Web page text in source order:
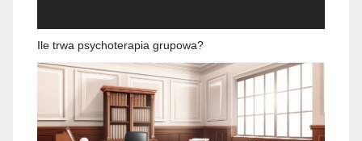
Ile trwa psychoterapia grupowa?